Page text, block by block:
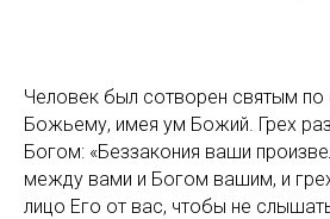
Человек был сотворен святым
Божьему, имея ум Божий. Грех
Богом: «Беззакония ваши
между вами и Богом вашим, и
лицо Его от вас, чтобы не